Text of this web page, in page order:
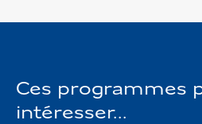
Ces programmes
intéresser...